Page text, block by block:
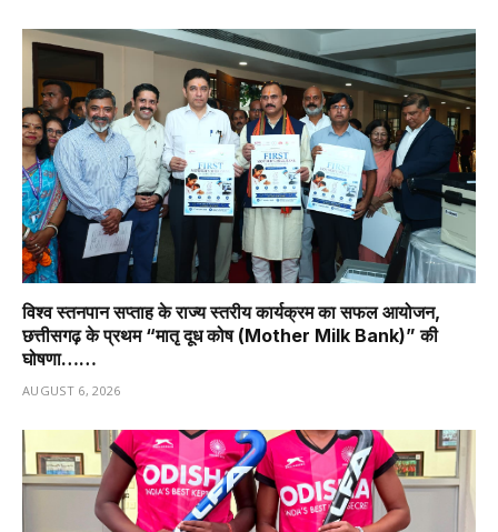
विश्व स्तनपान सप्ताह के राज्य स्तरीय कार्यक्रम का सफल आयोजन,
छत्तीसगढ़ के प्रथम “मातृ दूध कोष (Mother Milk Bank)” की
घोषणा……
AUGUST 6, 2026